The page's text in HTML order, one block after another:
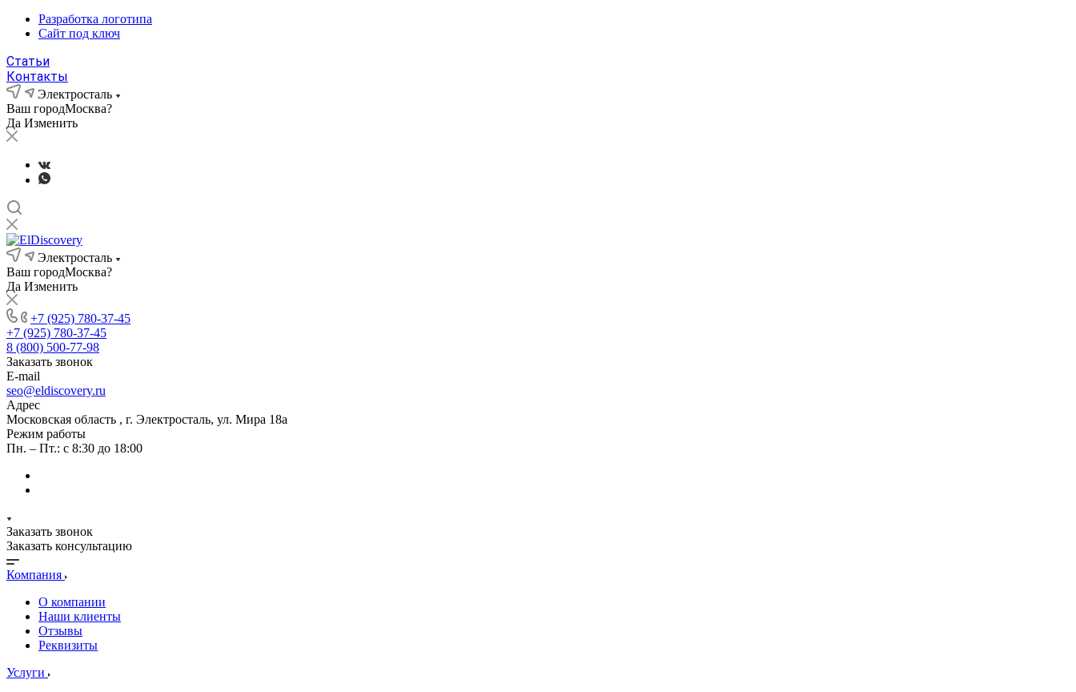
Разработка логотипа
Сайт под ключ
Статьи
Контакты
Электросталь
Ваш городМосква?
Да Изменить
Электросталь
Ваш городМосква?
Да Изменить
+7 (925) 780-37-45
+7 (925) 780-37-45
8 (800) 500-77-98
Заказать звонок
E-mail
seo@eldiscovery.ru
Адрес
Московская область , г. Электросталь, ул. Мира 18а
Режим работы
Пн. – Пт.: с 8:30 до 18:00
Заказать звонок
Заказать консультацию
Компания
О компании
Наши клиенты
Отзывы
Реквизиты
Услуги